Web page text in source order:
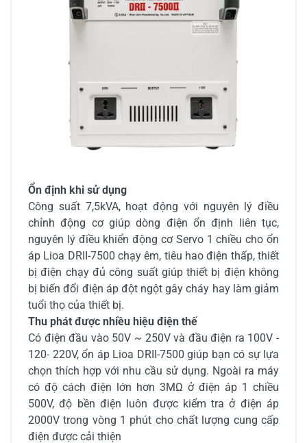
Ổn định khi sử dụng
Công suất 7,5kVA, hoạt động với nguyên lý điều
chỉnh động cơ giúp dòng điện ổn định liên tục,
nguyên lý điều khiển động cơ Servo 1 chiều cho ổn
áp Lioa DRII-7500 chạy êm, tiêu hao điện thấp, thiết
bị điện chạy đủ công suất giúp thiết bị điện không
bị biến đổi điện áp đột ngột gây cháy hay làm giảm
tuổi thọ của thiết bị.
Thu phát được nhiều hiệu điện thế
Có điện đầu vào 50V ~ 250V và đầu điện ra 100V -
120- 220V, ổn áp Lioa DRII-7500 giúp bạn có sự lựa
chọn thích hợp với nhu cầu sử dụng. Ngoài ra máy
có độ cách điện lớn hơn 3MΩ ở điện áp 1 chiều
500V, độ bền điện luôn được kiểm tra ở điện áp
2000V trong vòng 1 phút cho chất lượng cung cấp
điện được cải thiện